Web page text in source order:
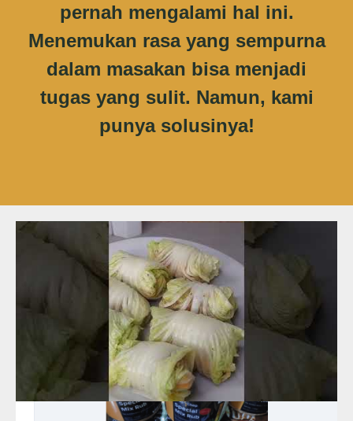
pernah mengalami hal ini.
Menemukan rasa yang sempurna
dalam masakan bisa menjadi
tugas yang sulit. Namun, kami
punya solusinya!